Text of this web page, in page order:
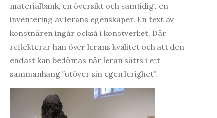
materialbank, en översikt och samtidigt en
inventering av lerans egenskaper. En text av
konstnären ingår också i konstverket. Där
reflekterar han över lerans kvalitet och att den
endast kan bedömas när leran sätts i ett
sammanhang ”utöver sin egen lerighet”.